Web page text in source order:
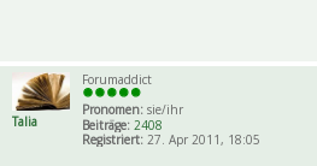
Talia
Forumaddict
Pronomen: sie/ihr
Beiträge: 2408
Registriert: 27. Apr 2011, 18:05